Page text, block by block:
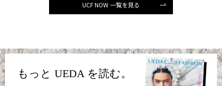
UCF NOW 一覧を見る
もっと UEDA を読む。